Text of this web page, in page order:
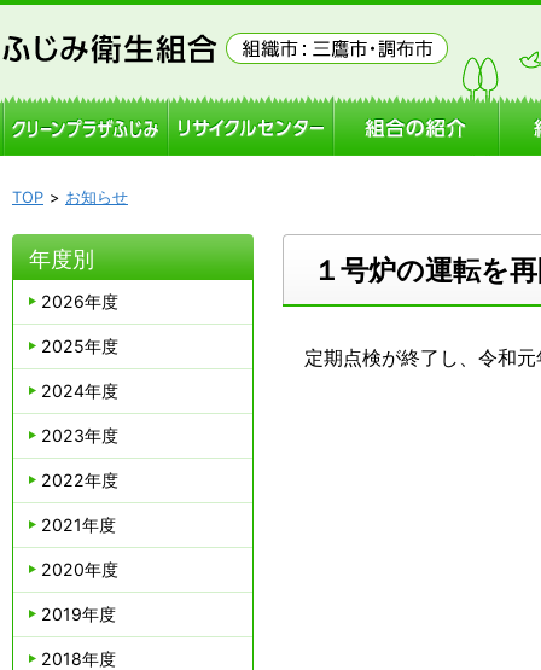
TOP お知らせ
１号炉の運転を
定期点検が終了し、令和
年度別
2026年度
2025年度
2024年度
2023年度
2022年度
2021年度
2020年度
2019年度
2018年度